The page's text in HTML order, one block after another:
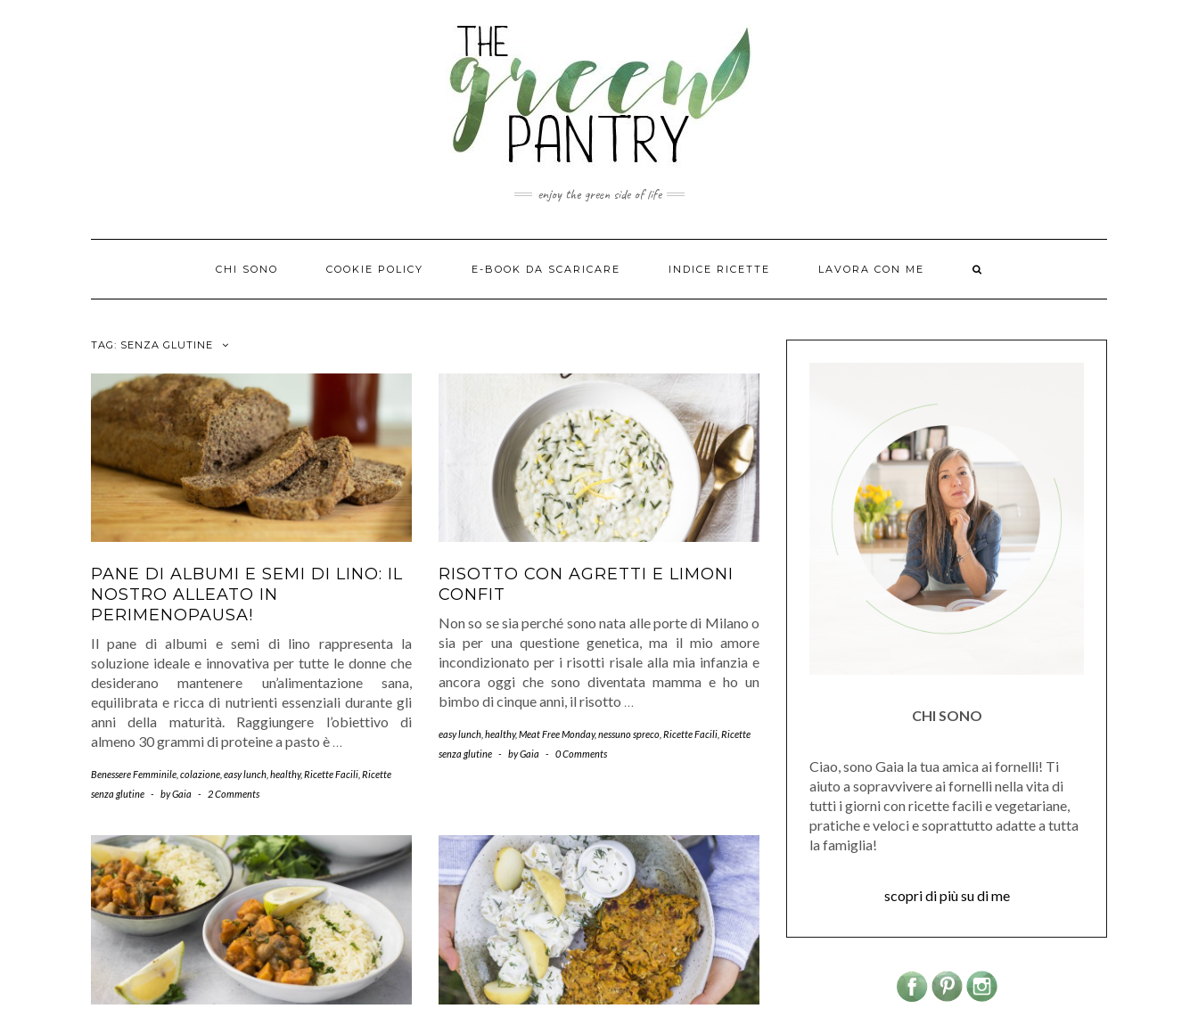
enjoy the green side of life
CHI SONO COOKIE POLICY E-BOOK DA SCARICARE INDICE RICETTE LAVORA CON ME
TAG: SENZA GLUTINE
PANE DI ALBUMI E SEMI DI LINO: IL
NOSTRO ALLEATO IN
PERIMENOPAUSA!
Il pane di albumi e semi di lino rappresenta la
soluzione ideale e innovativa per tutte le donne che
desiderano mantenere un’alimentazione sana,
equilibrata e ricca di nutrienti essenziali durante gli
anni della maturità. Raggiungere l’obiettivo di
almeno 30 grammi di proteine a pasto è …
Benessere Femminile colazione easy lunch healthy,Ricette Facili Ricette
senza glutine - byGaia - 2 Comments
RISOTTO CON AGRETTI E LIMONI
CONFIT
Non so se sia perché sono nata alle porte di Milano o
sia per una questione genetica, ma il mio amore
incondizionato per i risotti risale alla mia infanzia e
ancora oggi che sono diventata mamma e ho un
bimbo di cinque anni, il risotto …
easy lunch healthy,Meat Free Monday,nessuno spreco Ricette Facili Ricette
senza glutine - byGaia - 0 Comments
CHI SONO
Ciao, sono Gaia la tua amica ai fornelli! Ti
aiuto a sopravvivere ai fornelli nella vita di
tutti i giorni con ricette facili e vegetariane,
pratiche e veloci e soprattutto adatte a tutta
la famiglia!
scopri di più su di me